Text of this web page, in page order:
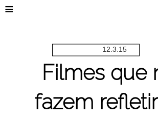
≡
12.3.15
Filmes que
fazem